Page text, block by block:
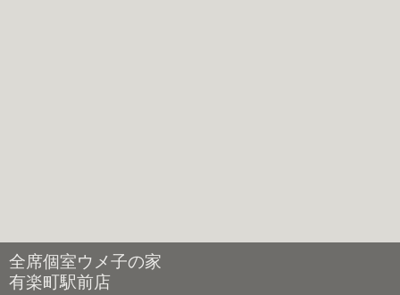
全席個室ウメ子の家
有楽町駅前店